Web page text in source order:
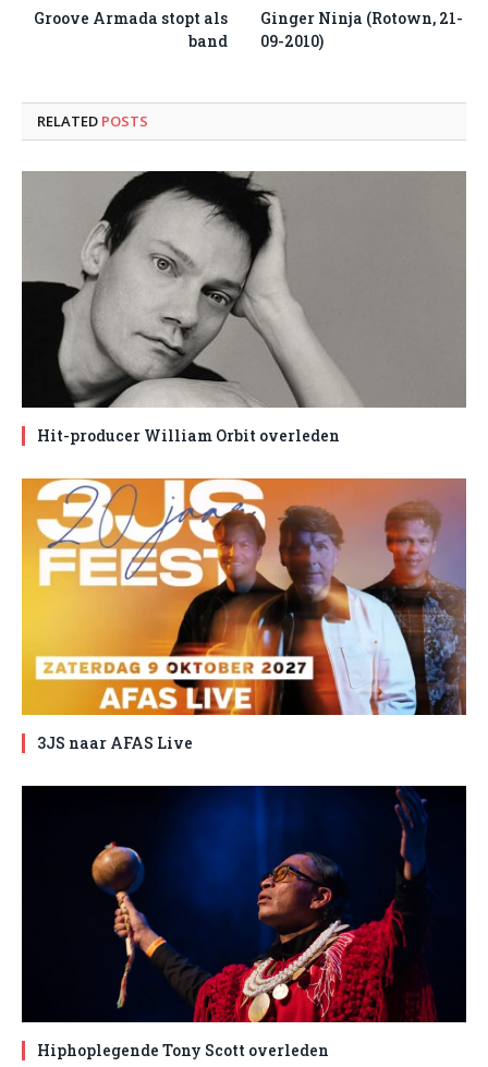
Groove Armada stopt als
band
Ginger Ninja (Rotown, 21-
09-2010)
RELATED POSTS
Hit-producer William Orbit overleden
3JS naar AFAS Live
Hiphoplegende Tony Scott overleden